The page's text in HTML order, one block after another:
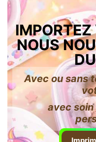
IMPORTEZ
NOUS
Avec ou sans
avec